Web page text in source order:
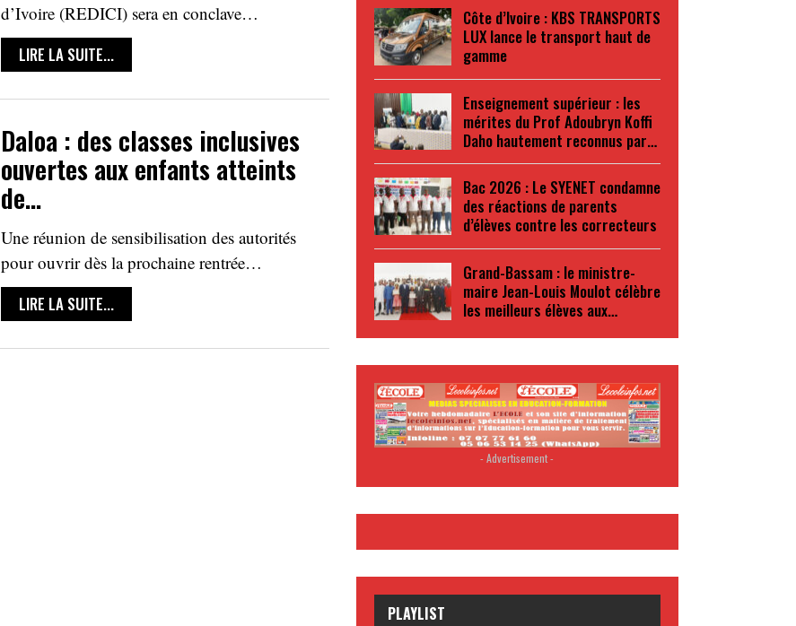
d’Ivoire (REDICI) sera en conclave…
LIRE LA SUITE...
Daloa : des classes inclusives
ouvertes aux enfants atteints
de…
Une réunion de sensibilisation des autorités
pour ouvrir dès la prochaine rentrée…
LIRE LA SUITE...
Côte d’Ivoire : KBS TRANSPORTS
LUX lance le transport haut de
gamme
Enseignement supérieur : les
mérites du Prof Adoubryn Koffi
Daho hautement reconnus par…
Bac 2026 : Le SYENET condamne
des réactions de parents
d’élèves contre les correcteurs
Grand-Bassam : le ministre-
maire Jean-Louis Moulot célèbre
les meilleurs élèves aux…
- Advertisement -
PLAYLIST